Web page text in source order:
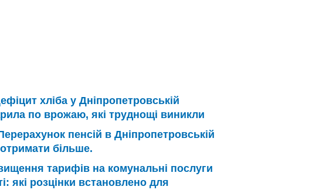
хліба у Дніпропетровській
по врожаю, які труднощі виникли
пенсій в Дніпропетровській
більше.
тарифів на комунальні послуги
які розцінки встановлено для